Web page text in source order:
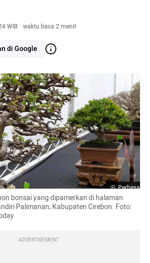
WIB · waktu baca 2 menit
di Google
Perbesar
bonsai yang dipamerkan di halaman
Palimanan, Kabupaten Cirebon. Foto:
ADVERTISEMENT